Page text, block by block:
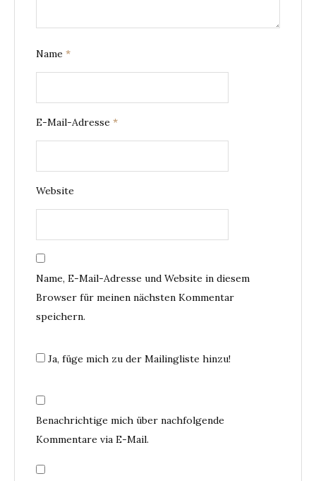
Name *
E-Mail-Adresse *
Website
Name, E-Mail-Adresse und Website in diesem
Browser für meinen nächsten Kommentar
speichern.
Ja, füge mich zu der Mailingliste hinzu!
Benachrichtige mich über nachfolgende
Kommentare via E-Mail.